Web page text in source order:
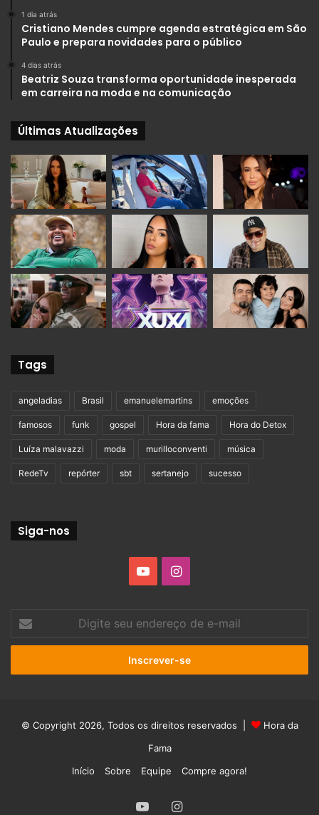
1 dia atrás
Cristiano Mendes cumpre agenda estratégica em São
Paulo e prepara novidades para o público
4 dias atrás
Beatriz Souza transforma oportunidade inesperada
em carreira na moda e na comunicação
Últimas Atualizações
Tags
angeladias Brasil emanuelemartins emoções
famosos funk gospel Hora da fama Hora do Detox
Luíza malavazzi moda murilloconventi música
RedeTv repórter sbt sertanejo sucesso
Siga-nos
YouTubeInstagram
seu
endereço
e-
© Copyright 2026, Todos os direitos reservados |
Hora da
Fama
Início
Sobre Equipe Compre agora!
YouTubeInstagram